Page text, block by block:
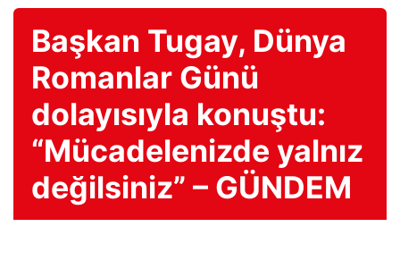
Başkan Tugay, Dünya
Romanlar Günü
dolayısıyla konuştu:
“Mücadelenizde yalnız
değilsiniz” – GÜNDEM